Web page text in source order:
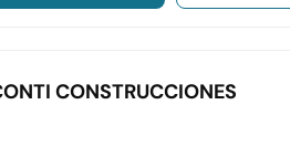
CONSTRUCCIONES